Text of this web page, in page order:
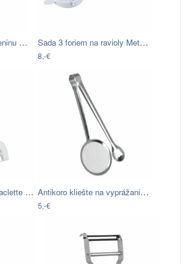
Antikoro škrabka na zeleninu Metaltex… Sada 3 foriem na ravioly Metaltex
8,-€
Biela škrabka na syr raclette Metaltex Antikoro kliešte na vyprážanie Metaltex…
5,-€